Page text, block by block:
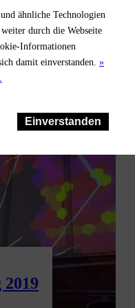
ähnliche Technologien
durch die Webseite
Informationen
damit einverstanden. »
Einverstanden